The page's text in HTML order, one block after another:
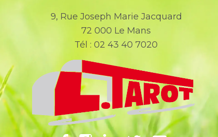
9, Rue Joseph Marie Jacquard
72 000 Le Mans
Tél : 02 43 40 7020